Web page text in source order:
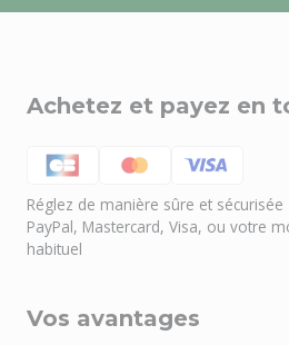
Achetez et payez en
Réglez de manière sûre et sécurisée
PayPal, Mastercard, Visa, ou votre
habituel
Vos avantages
🤖 Besoin d'aide ?
Bienvenue chez NOEL VERT